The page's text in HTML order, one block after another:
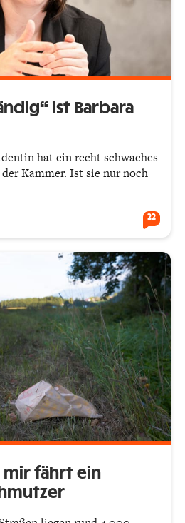
ist Barbara
hat ein recht schwaches
Kammer. Ist sie nur noch
22
mir fährt ein